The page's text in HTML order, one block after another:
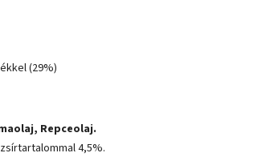
(29%)
Repceolaj.
4,5%.